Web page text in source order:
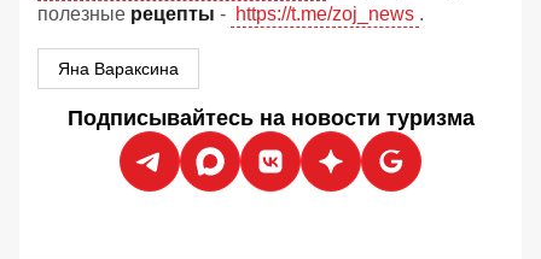
полезные рецепты - https://t.me/zoj_news .
Яна Вараксина
Подписывайтесь на новости туризма